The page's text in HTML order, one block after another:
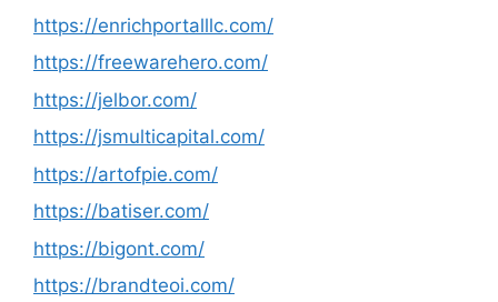
https://enrichportalllc.com/
https://freewarehero.com/
https://jelbor.com/
https://jsmulticapital.com/
https://artofpie.com/
https://batiser.com/
https://bigont.com/
https://brandteoi.com/